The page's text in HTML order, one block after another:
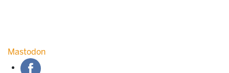
Mastodon